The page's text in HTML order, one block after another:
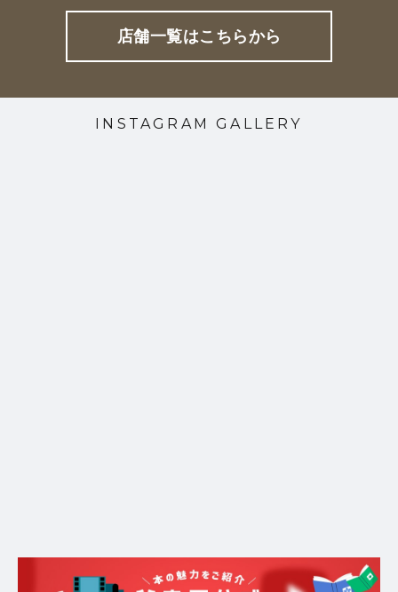
店舗一覧はこちらから
INSTAGRAM GALLERY